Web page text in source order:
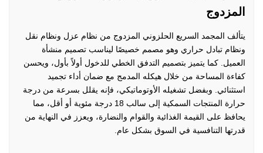
المزدوج
يتألف المجمد السريع الحلزوني المزدوج من نظام عزل ونظام نقل
ونظام تبادل حراري وهو مصمم خصيصًا ليناسب تصميم منشأة
العميل. كما يتميز بتصميم التدفق الخطي للدخول أولاً بأول، ويحسن
كفاءة المساحة من خلال هيكله المدمج مع ضمان أداء تجميد
استثنائي. وبفضل تشغيله الأوتوماتيكي، فإنه يقلل بسرعة من درجة
حرارة المنتجات السمكية إلى سالب 18 درجة مئوية أو أقل، مما
يحافظ على القيمة الغذائية والقوام والنضارة، ويعزز في النهاية من
قدرتها التنافسية في السوق بشكل عام.